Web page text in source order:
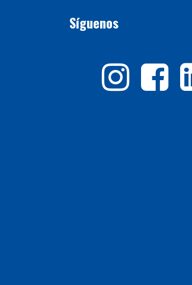
Síguenos